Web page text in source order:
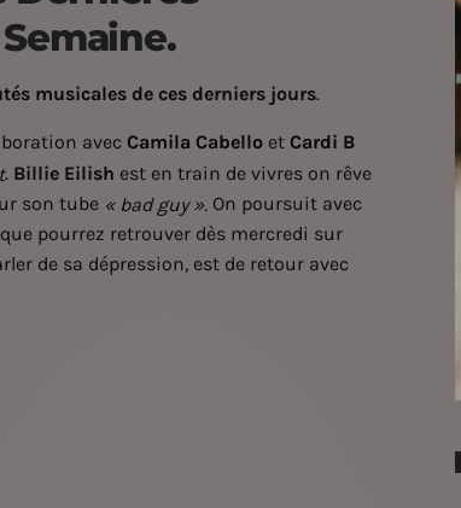
musicales de ces derniers jours.
avec Camila Cabello et Cardi B
. Billie Eilish est en train de vivres on rêve
son tube « bad guy ». On poursuit avec
que pourrez retrouver dès mercredi sur
de sa dépression, est de retour avec